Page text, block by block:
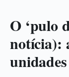
O ‘pulo
notícia):
unidades